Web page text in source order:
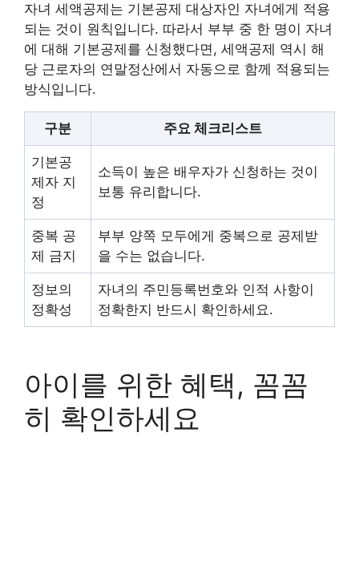
자녀 세액공제는 기본공제 대상자인 자녀에게 적용
되는 것이 원칙입니다. 따라서 부부 중 한 명이 자녀
에 대해 기본공제를 신청했다면, 세액공제 역시 해
당 근로자의 연말정산에서 자동으로 함께 적용되는
방식입니다.
구분 주요 체크리스트
기본공
제자 지
정
소득이 높은 배우자가 신청하는 것이
보통 유리합니다.
중복 공
제 금지
부부 양쪽 모두에게 중복으로 공제받
을 수는 없습니다.
정보의
정확성
자녀의 주민등록번호와 인적 사항이
정확한지 반드시 확인하세요.
아이를 위한 혜택, 꼼꼼
히 확인하세요